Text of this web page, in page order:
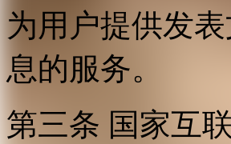
为用户提供发
息的服务。
第三条 国家互